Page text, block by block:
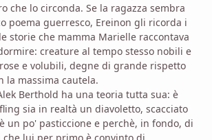
che lo circonda. Se la ragazza sembra
poema guerresco, Ereinon gli ricorda i
storie che mamma Marielle raccontava
creature al tempo stesso nobili e
e volubili, degne di grande rispetto
la massima cautela.
Berthold ha una teoria tutta sua: è
sia in realtà un diavoletto, scacciato
un po' pasticcione e perchè, in fondo, di